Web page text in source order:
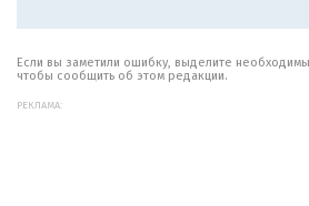
Если вы заметили ошибку, выделите
чтобы сообщить об этом редакции.
РЕКЛАМА: